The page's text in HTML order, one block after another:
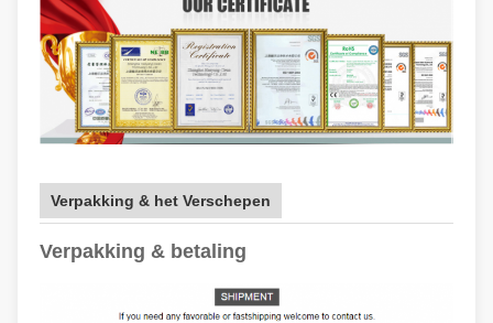
Verpakking & het Verschepen
Verpakking & betaling